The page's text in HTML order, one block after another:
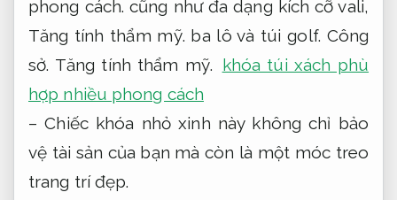
phong cách. cũng như đa dạng kích cỡ vali,
Tăng tính thẩm mỹ. ba lô và túi golf. Công
sở. Tăng tính thẩm mỹ. khóa túi xách phù
hợp nhiều phong cách
– Chiếc khóa nhỏ xinh này không chỉ bảo
vệ tài sản của bạn mà còn là một móc treo
trang trí đẹp.